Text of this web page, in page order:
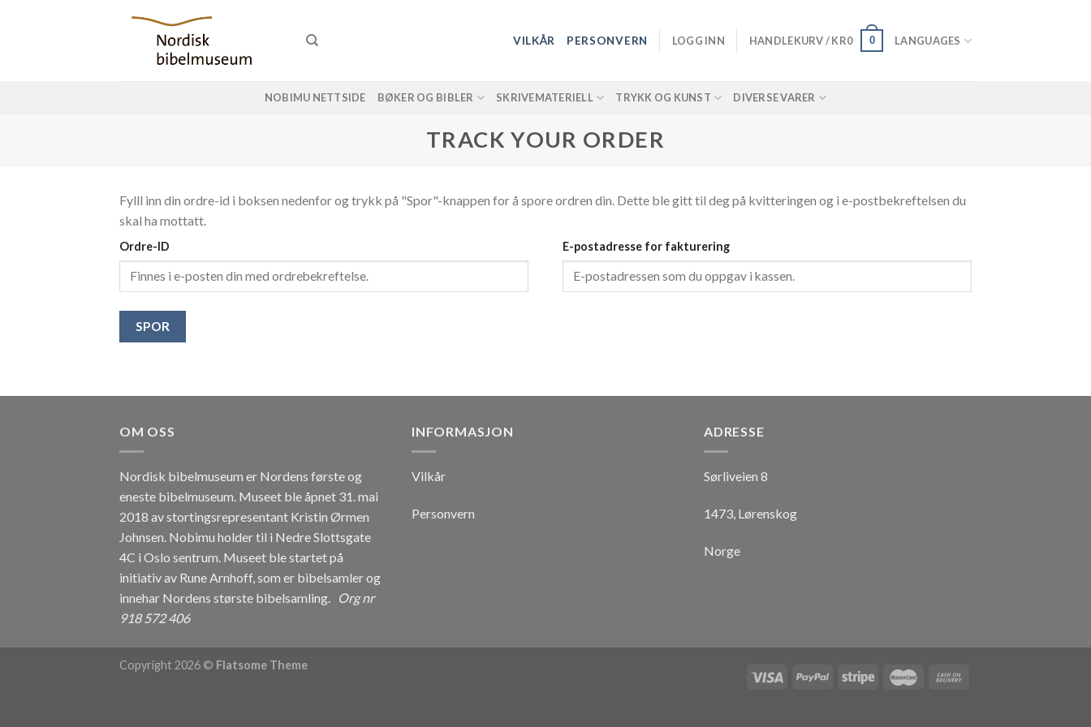
VILKÅR PERSONVERN LOGG INN HANDLEKURV /KR0 0 LANGUAGES
NOBIMU NETTSIDE BØKER OG BIBLER SKRIVEMATERIELL TRYKK OG KUNST DIVERSE VARER
TRACK YOUR ORDER
Fylll inn din ordre-id i boksen nedenfor og trykk på "Spor"-knappen for å spore ordren din. Dette ble gitt til deg på kvitteringen og i e-postbekreftelsen du
skal ha mottatt.
Ordre-ID E-postadresse for fakturering
SPOR
OM OSS
Nordisk bibelmuseum er Nordens første og
eneste bibelmuseum. Museet ble åpnet 31. mai
2018 av stortingsrepresentant Kristin Ørmen
Johnsen. Nobimu holder til i Nedre Slottsgate
4C i Oslo sentrum. Museet ble startet på
initiativ av Rune Arnhoff, som er bibelsamler og
innehar Nordens største bibelsamling. Org nr
918 572 406
INFORMASJON
Vilkår
Personvern
ADRESSE
Sørliveien 8
1473, Lørenskog
Norge
Copyright 2026 © Flatsome Theme